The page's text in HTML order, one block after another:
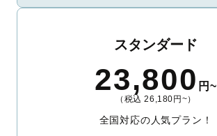
スタンダード
23,800 円~
（税込 26,180円~）
全国対応の人気プラン！